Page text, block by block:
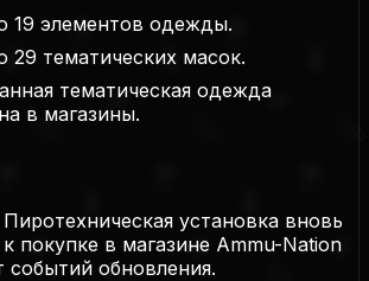
19 элементов одежды.
29 тематических масок.
тематическая одежда
в магазины.
установка вновь
покупке в магазине Ammu-Nation
событий обновления.